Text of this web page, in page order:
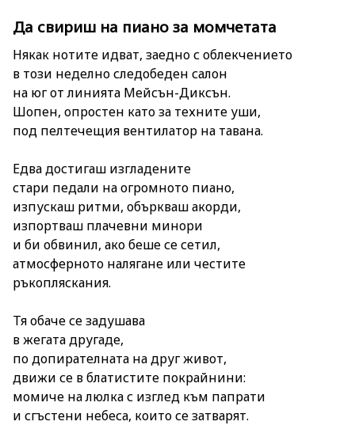
Да свириш на пиано за момчетата
Някак нотите идват, заедно с облекчението
в този неделно следобеден салон
на юг от линията Мейсън-Диксън.
Шопен, опростен като за техните уши,
под пелтечещия вентилатор на тавана.
Едва достигаш изгладените
стари педали на огромното пиано,
изпускаш ритми, объркваш акорди,
изпортваш плачевни минори
и би обвинил, ако беше се сетил,
атмосферното налягане или честите
ръкопляскания.
Тя обаче се задушава
в жегата другаде,
по допирателната на друг живот,
движи се в блатистите покрайнини:
момиче на люлка с изглед към папрати
и сгъстени небеса, които се затварят.